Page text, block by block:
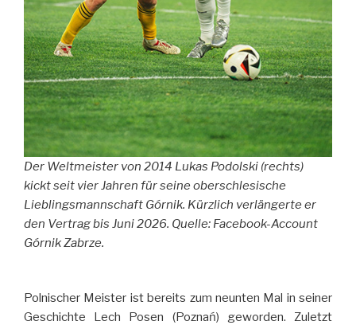
Der Weltmeister von 2014 Lukas Podolski (rechts)
kickt seit vier Jahren für seine oberschlesische
Lieblingsmannschaft Górnik. Kürzlich verlängerte er
den Vertrag bis Juni 2026. Quelle: Facebook-Account
Górnik Zabrze.
Polnischer Meister ist bereits zum neunten Mal in seiner
Geschichte Lech Posen (Poznań) geworden. Zuletzt